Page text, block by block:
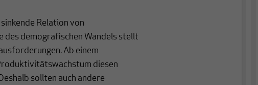
Relation von
des demografischen Wandels stellt
Ab einem
diesen
sollten auch andere